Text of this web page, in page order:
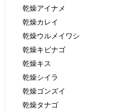
乾燥アイナメ
乾燥カレイ
乾燥ウルメイワシ
乾燥キビナゴ
乾燥キス
乾燥シイラ
乾燥ゴンズイ
乾燥タナゴ